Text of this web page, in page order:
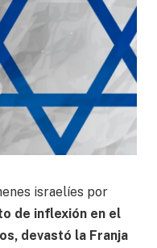
israelíes por
de inflexión en el
devastó la Franja